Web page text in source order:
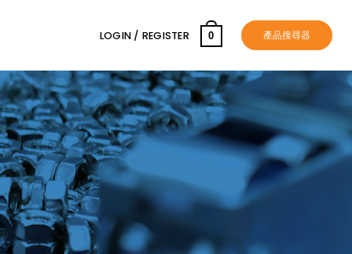
LOGIN / REGISTER 0 產品搜尋器